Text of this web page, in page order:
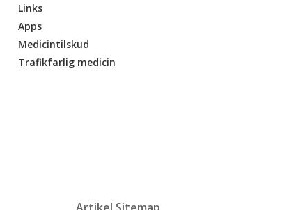
Links
Apps
Medicintilskud
Trafikfarlig medicin